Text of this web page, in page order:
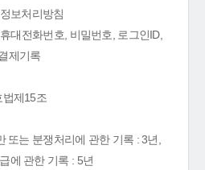
보처리방침
대전화번호, 비밀번호, 로그인ID,
제기록
법제15조
또는 분쟁처리에 관한 기록 : 3년,
에 관한 기록 : 5년